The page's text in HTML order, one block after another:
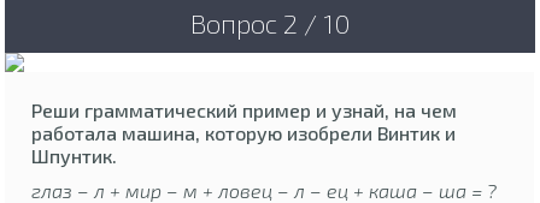
Вопрос 2 / 10
Реши грамматический пример и узнай, на чем
работала машина, которую изобрели Винтик и
Шпунтик.
глаз – л + мир – м + ловец – л – ец + каша – ша = ?